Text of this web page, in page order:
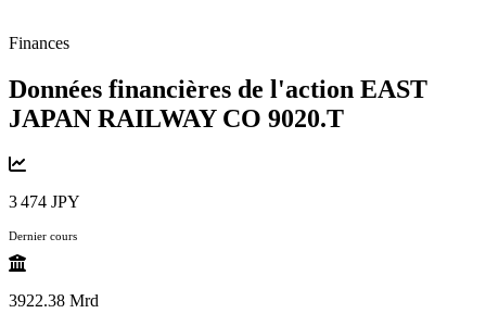
Finances
Données financières de l'action EAST
JAPAN RAILWAY CO 9020.T
3 474 JPY
Dernier cours
3922.38 Mrd